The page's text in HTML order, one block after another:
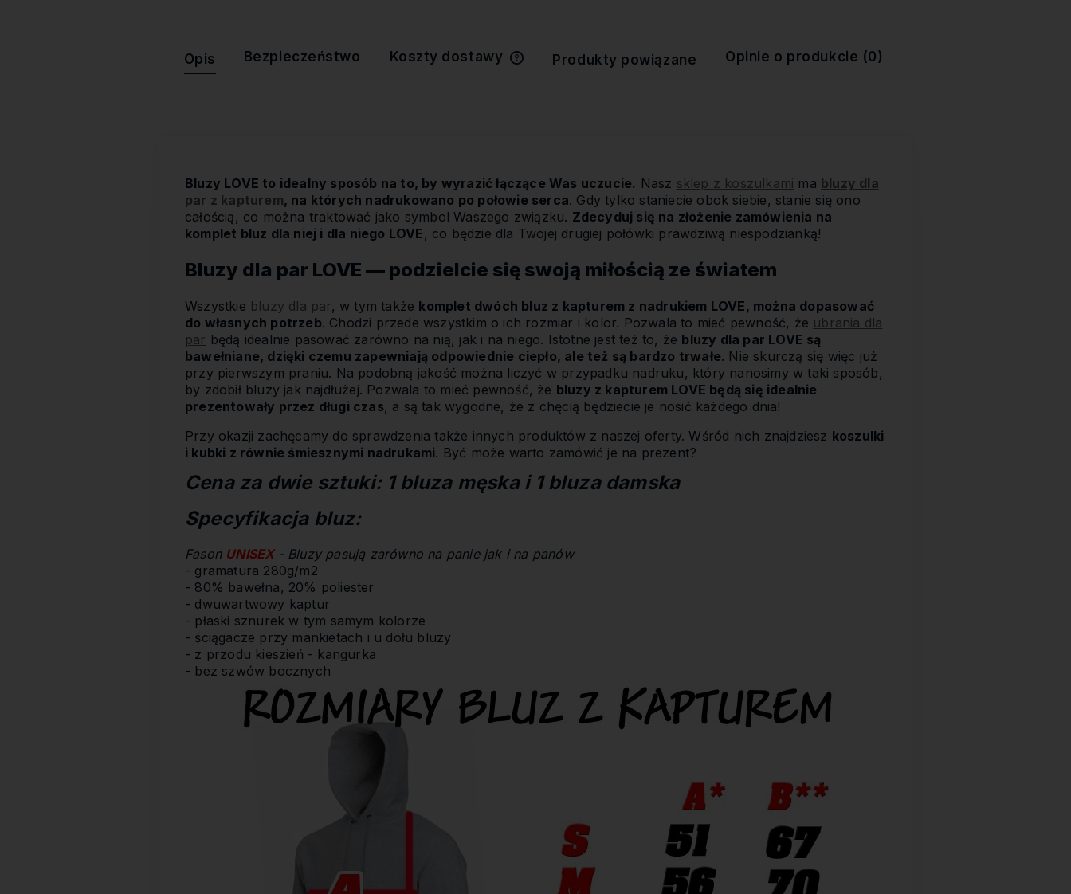
Opis Bezpieczeństwo Koszty dostawy Produkty powiązane Opinie o produkcie (0)
Bluzy LOVE to idealny sposób na to, by wyrazić łączące Was uczucie. Nasz sklep z koszulkami ma bluzy dla
par z kapturem, na których nadrukowano po połowie serca. Gdy tylko staniecie obok siebie, stanie się ono
całością, co można traktować jako symbol Waszego związku. Zdecyduj się na złożenie zamówienia na
komplet bluz dla niej i dla niego LOVE, co będzie dla Twojej drugiej połówki prawdziwą niespodzianką!
Bluzy dla par LOVE — podzielcie się swoją miłością ze światem
Wszystkie bluzy dla par, w tym także komplet dwóch bluz z kapturem z nadrukiem LOVE, można dopasować
do własnych potrzeb. Chodzi przede wszystkim o ich rozmiar i kolor. Pozwala to mieć pewność, że ubrania dla
par będą idealnie pasować zarówno na nią, jak i na niego. Istotne jest też to, że bluzy dla par LOVE są
bawełniane, dzięki czemu zapewniają odpowiednie ciepło, ale też są bardzo trwałe. Nie skurczą się więc już
przy pierwszym praniu. Na podobną jakość można liczyć w przypadku nadruku, który nanosimy w taki sposób,
by zdobił bluzy jak najdłużej. Pozwala to mieć pewność, że bluzy z kapturem LOVE będą się idealnie
prezentowały przez długi czas, a są tak wygodne, że z chęcią będziecie je nosić każdego dnia!
Przy okazji zachęcamy do sprawdzenia także innych produktów z naszej oferty. Wśród nich znajdziesz koszulki
i kubki z równie śmiesznymi nadrukami. Być może warto zamówić je na prezent?
Cena za dwie sztuki: 1 bluza męska i 1 bluza damska
Specyfikacja bluz:
Fason UNISEX - Bluzy pasują zarówno na panie jak i na panów
- gramatura 280g/m2
- 80% bawełna, 20% poliester
- dwuwartwowy kaptur
- płaski sznurek w tym samym kolorze
- ściągacze przy mankietach i u dołu bluzy
- z przodu kieszień - kangurka
- bez szwów bocznych